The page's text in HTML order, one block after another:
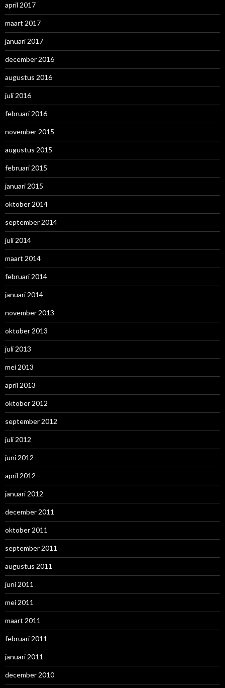
april 2017
maart 2017
januari 2017
december 2016
augustus 2016
juli 2016
februari 2016
november 2015
augustus 2015
februari 2015
januari 2015
oktober 2014
september 2014
juli 2014
maart 2014
februari 2014
januari 2014
november 2013
oktober 2013
juli 2013
mei 2013
april 2013
oktober 2012
september 2012
juli 2012
juni 2012
april 2012
januari 2012
december 2011
oktober 2011
september 2011
augustus 2011
juni 2011
mei 2011
maart 2011
februari 2011
januari 2011
december 2010